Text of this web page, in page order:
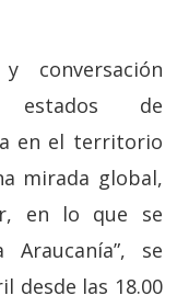
conversación
estados de
en el territorio
mirada global,
en lo que se
se
desde las 18.00